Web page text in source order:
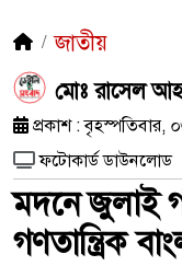
জাতীয়
মোঃ রাসেল
প্রকাশ :
ফটোকার্ড ডাউনলোড
মদনে জুলাই
গণতান্ত্রিক